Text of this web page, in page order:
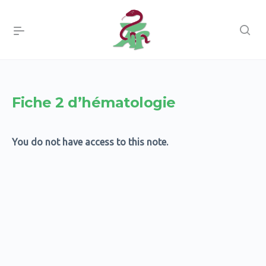
Fiche 2 d’hématologie
You do not have access to this note.